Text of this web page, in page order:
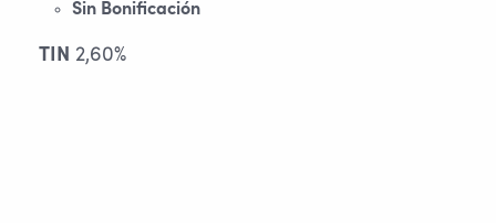
Sin Bonificación
TIN 2,60%